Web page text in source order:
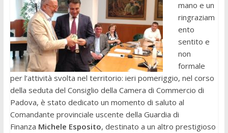
mano e un
ringraziam
ento
sentito e
non
formale
per l’attività svolta nel territorio: ieri pomeriggio, nel corso
della seduta del Consiglio della Camera di Commercio di
Padova, è stato dedicato un momento di saluto al
Comandante provinciale uscente della Guardia di
Finanza Michele Esposito, destinato a un altro prestigioso